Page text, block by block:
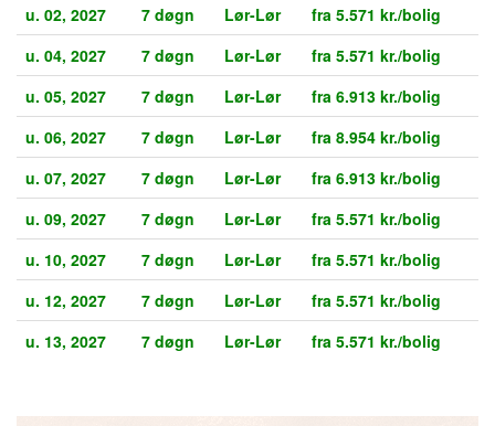
u. 02, 2027
7 døgn Lør-Lør
fra 5.571 kr./bolig
u. 04, 2027
7 døgn Lør-Lør
fra 5.571 kr./bolig
u. 05, 2027
7 døgn Lør-Lør
fra 6.913 kr./bolig
u. 06, 2027
7 døgn Lør-Lør
fra 8.954 kr./bolig
u. 07, 2027
7 døgn Lør-Lør
fra 6.913 kr./bolig
u. 09, 2027
7 døgn Lør-Lør
fra 5.571 kr./bolig
u. 10, 2027
7 døgn Lør-Lør
fra 5.571 kr./bolig
u. 12, 2027
7 døgn Lør-Lør
fra 5.571 kr./bolig
u. 13, 2027
7 døgn Lør-Lør fra 5.571 kr./bolig